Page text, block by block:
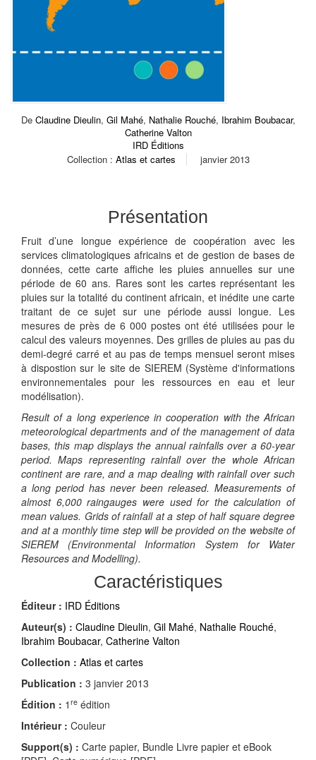
De Claudine Dieulin, Gil Mahé, Nathalie Rouché, Ibrahim Boubacar,
Catherine Valton
IRD Éditions
Collection : Atlas et cartes janvier 2013
Présentation
Fruit d’une longue expérience de coopération avec les
services climatologiques africains et de gestion de bases de
données, cette carte affiche les pluies annuelles sur une
période de 60 ans. Rares sont les cartes représentant les
pluies sur la totalité du continent africain, et inédite une carte
traitant de ce sujet sur une période aussi longue. Les
mesures de près de 6 000 postes ont été utilisées pour le
calcul des valeurs moyennes. Des grilles de pluies au pas du
demi-degré carré et au pas de temps mensuel seront mises
à dispostion sur le site de SIEREM (Système d'informations
environnementales pour les ressources en eau et leur
modélisation).
Result of a long experience in cooperation with the African
meteorological departments and of the management of data
bases, this map displays the annual rainfalls over a 60-year
period. Maps representing rainfall over the whole African
continent are rare, and a map dealing with rainfall over such
a long period has never been released. Measurements of
almost 6,000 raingauges were used for the calculation of
mean values. Grids of rainfall at a step of half square degree
and at a monthly time step will be provided on the website of
SIEREM (Environmental Information System for Water
Resources and Modelling).
Caractéristiques
Éditeur : IRD Éditions
Auteur(s) : Claudine Dieulin, Gil Mahé, Nathalie Rouché,
Ibrahim Boubacar, Catherine Valton
Collection : Atlas et cartes
Publication : 3 janvier 2013
Édition : 1 re édition
Intérieur : Couleur
Support(s) : Carte papier, Bundle Livre papier et eBook